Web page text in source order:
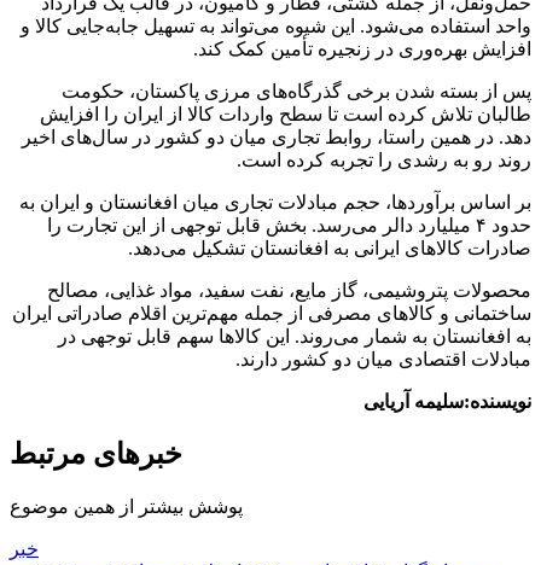
واحد استفاده می‌شود. این شیوه می‌تواند به تسهیل جابه‌جایی کالا و
افزایش بهره‌وری در زنجیره تأمین کمک کند.
پس از بسته شدن برخی گذرگاه‌های مرزی پاکستان، حکومت
طالبان تلاش کرده است تا سطح واردات کالا از ایران را افزایش
دهد. در همین راستا، روابط تجاری میان دو کشور در سال‌های اخیر
روند رو به رشدی را تجربه کرده است.
بر اساس برآوردها، حجم مبادلات تجاری میان افغانستان و ایران به
حدود ۴ میلیارد دالر می‌رسد. بخش قابل توجهی از این تجارت را
صادرات کالاهای ایرانی به افغانستان تشکیل می‌دهد.
محصولات پتروشیمی، گاز مایع، نفت سفید، مواد غذایی، مصالح
ساختمانی و کالاهای مصرفی از جمله مهم‌ترین اقلام صادراتی ایران
به افغانستان به شمار می‌روند. این کالاها سهم قابل توجهی در
مبادلات اقتصادی میان دو کشور دارند.
نویسنده:سلیمه آریایی
خبرهای مرتبط
پوشش بیشتر از همین موضوع
خبر